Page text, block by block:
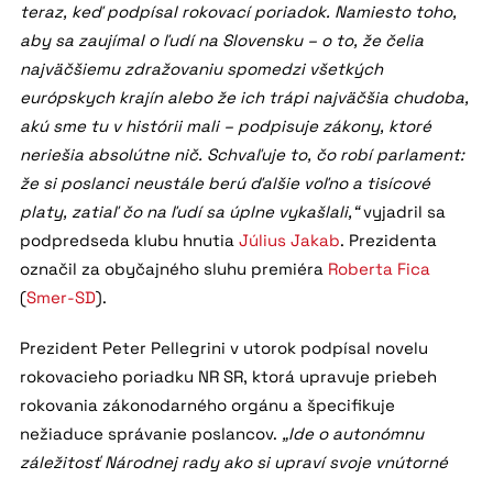
teraz, keď podpísal rokovací poriadok. Namiesto toho,
aby sa zaujímal o ľudí na Slovensku – o to, že čelia
najväčšiemu zdražovaniu spomedzi všetkých
európskych krajín alebo že ich trápi najväčšia chudoba,
akú sme tu v histórii mali – podpisuje zákony, ktoré
neriešia absolútne nič. Schvaľuje to, čo robí parlament:
že si poslanci neustále berú ďalšie voľno a tisícové
platy, zatiaľ čo na ľudí sa úplne vykašlali,“vyjadril sa
podpredseda klubu hnutia Július Jakab. Prezidenta
označil za obyčajného sluhu premiéra Roberta Fica
(Smer-SD).
Prezident Peter Pellegrini v utorok podpísal novelu
rokovacieho poriadku NR SR, ktorá upravuje priebeh
rokovania zákonodarného orgánu a špecifikuje
nežiaduce správanie poslancov. „Ide o autonómnu
záležitosť Národnej rady ako si upraví svoje vnútorné